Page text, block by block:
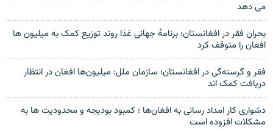
می دهد
بحران فقر در افغانستان؛ برنامهٔ جهانی غذا روند توزیع کمک به میلیون ها
افغان را متوقف کرد
فقر و گرسنه‌گی در افغانستان؛ سازمان ملل: میلیون‌ها افغان در انتظار
دریافت کمک اند
دشواری کار امداد رسانی به افغان‌ها ؛ کمبود بودیجه و محدودیت ها به
مشکلات افزوده است